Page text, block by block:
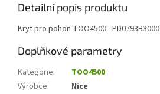
Detailní popis produktu
Kryt pro pohon TOO4500 - PD0793B3000
Doplňkové parametry
Kategorie:
TOO4500
Výrobce:
Nice